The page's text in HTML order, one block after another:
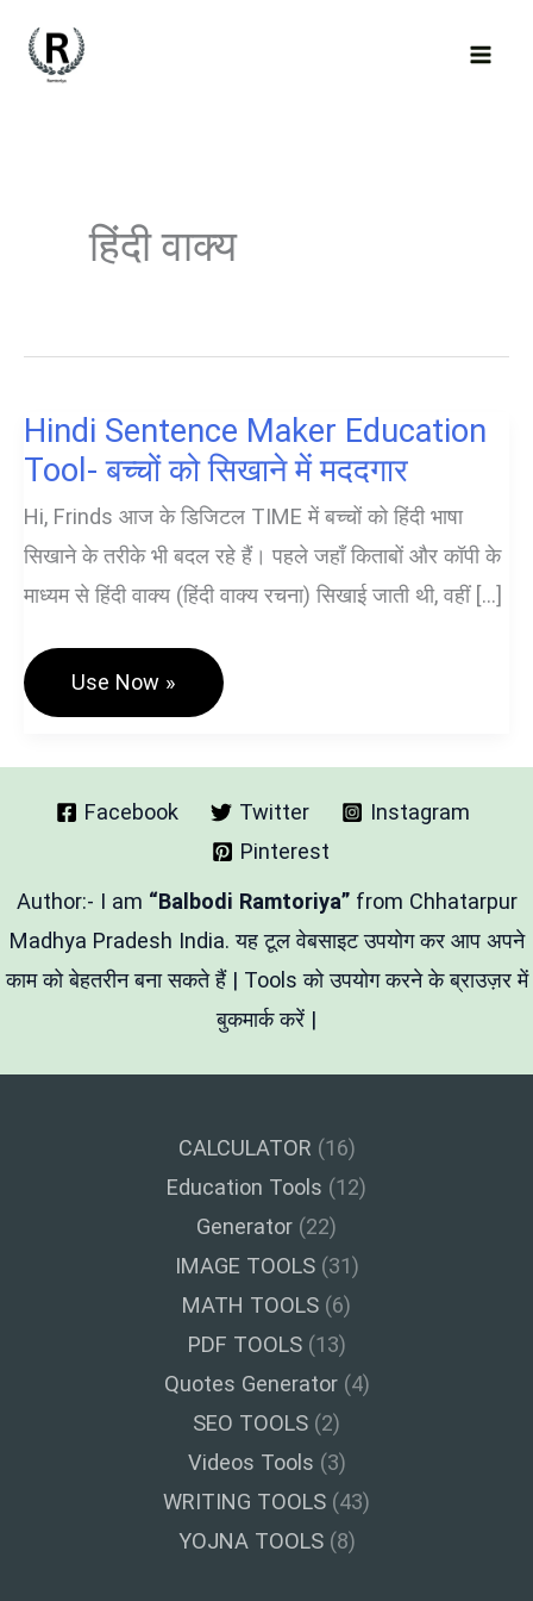
हिंदी वाक्य
Hindi Sentence Maker Education
Tool- बच्चों को सिखाने में मददगार
Hi, Frinds आज के डिजिटल TIME में बच्चों को हिंदी भाषा
सिखाने के तरीके भी बदल रहे हैं। पहले जहाँ किताबों और कॉपी के
माध्यम से हिंदी वाक्य (हिंदी वाक्य रचना) सिखाई जाती थी, वहीं […]
Hindi
Maker
Tool-
को
सिखाने
Use Now »
Facebook Twitter
Instagram
Pinterest
Author:- I am “Balbodi Ramtoriya” from Chhatarpur
Madhya Pradesh India. यह टूल वेबसाइट उपयोग कर आप अपने
काम को बेहतरीन बना सकते हैं | Tools को उपयोग करने के ब्राउज़र में
बुकमार्क करें |
CALCULATOR (16)
Education Tools (12)
Generator (22)
IMAGE TOOLS(31)
MATH TOOLS (6)
PDF TOOLS(13)
Quotes Generator(4)
SEO TOOLS (2)
Videos Tools (3)
WRITING TOOLS (43)
YOJNA TOOLS(8)